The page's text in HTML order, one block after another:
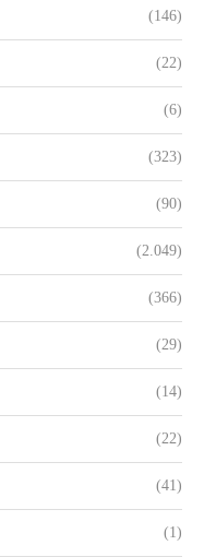
(146)
(22)
(6)
(323)
(90)
(2.049)
(366)
(29)
(14)
(22)
(41)
(1)